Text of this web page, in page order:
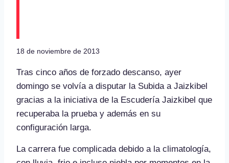
18 de noviembre de 2013
Tras cinco años de forzado descanso, ayer
domingo se volvía a disputar la Subida a Jaizkibel
gracias a la iniciativa de la Escudería Jaizkibel que
recuperaba la prueba y además en su
configuración larga.
La carrera fue complicada debido a la climatología,